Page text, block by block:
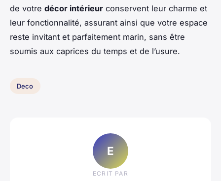
de votre décor intérieur conservent leur charme et
leur fonctionnalité, assurant ainsi que votre espace
reste invitant et parfaitement marin, sans être
soumis aux caprices du temps et de l’usure.
Deco
E
ECRIT PAR